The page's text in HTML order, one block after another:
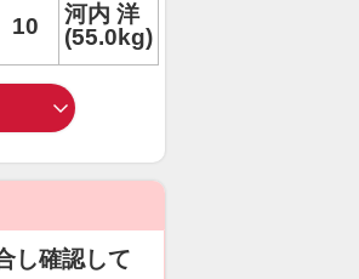
10
河内 洋
(55.0kg)
し確認して